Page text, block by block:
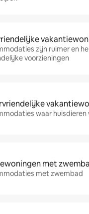
zijn ruimer en
voorzieningen
waar huisdieren
met
met zwembad